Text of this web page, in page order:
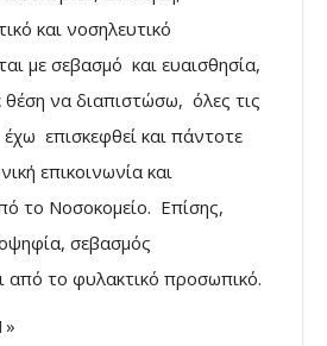
και νοσηλευτικό
με σεβασμό και ευαισθησία,
να διαπιστώσω, όλες τις
επισκεφθεί και πάντοτε
επικοινωνία και
το Νοσοκομείο. Επίσης,
σεβασμός
από το φυλακτικό προσωπικό.